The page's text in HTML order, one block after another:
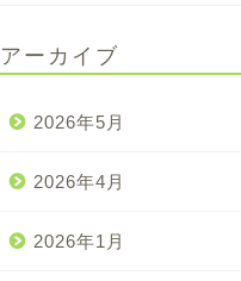
アーカイブ
2026年5月
2026年4月
2026年1月